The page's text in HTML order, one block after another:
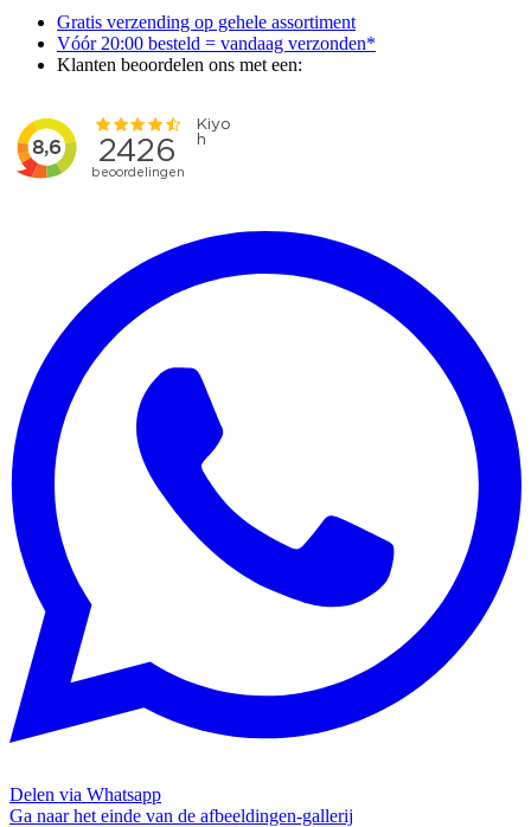
Gratis verzending op gehele assortiment
Vóór 20:00 besteld = vandaag verzonden*
Klanten beoordelen ons met een:
Delen via Whatsapp
Ga naar het einde van de afbeeldingen-gallerij